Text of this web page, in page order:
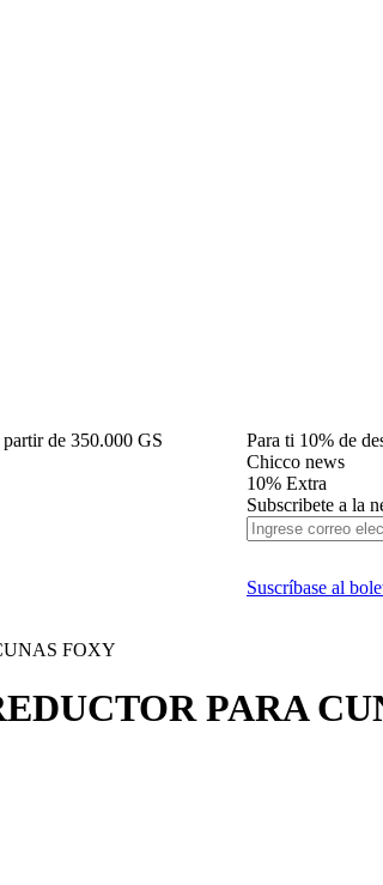
de 350.000 GS
Para ti 10% de
Chicco news
10% Extra
Subscribete a la
Suscríbase al
FOXY
PARA